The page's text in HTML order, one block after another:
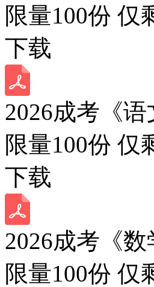
限量100份 仅
下载
2026成考《
限量100份 仅
下载
2026成考《
限量100份 仅